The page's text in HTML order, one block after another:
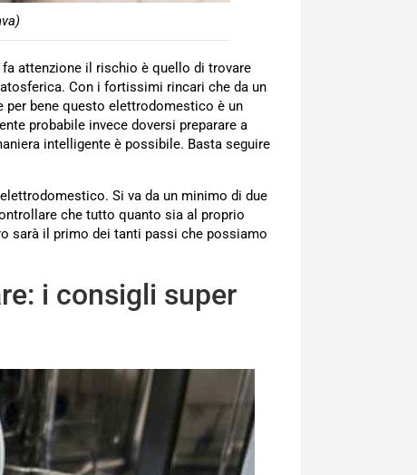
attenzione il rischio è quello di trovare
Con i fortissimi rincari che da un
bene questo elettrodomestico è un
probabile invece doversi preparare a
intelligente è possibile. Basta seguire
Si va da un minimo di due
che tutto quanto sia al proprio
sarà il primo dei tanti passi che possiamo
i consigli super